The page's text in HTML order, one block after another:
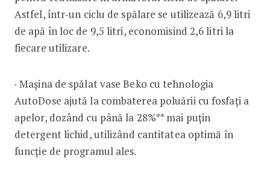
Astfel, într-un ciclu de spălare se utilizează 6,9 litri
de apă în loc de 9,5 litri, economisind 2,6 litri la
fiecare utilizare.
· Mașina de spălat vase Beko cu tehnologia
AutoDose ajută la combaterea poluării cu fosfați a
apelor, dozând cu până la 28%** mai puțin
detergent lichid, utilizând cantitatea optimă în
funcție de programul ales.